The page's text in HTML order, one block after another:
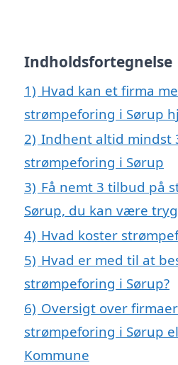
Indholdsfortegnelse
1) Hvad kan et firma
strømpeforing i Sørup
2) Indhent altid mindst
strømpeforing i Sørup
3) Få nemt 3 tilbud på
Sørup, du kan være
4) Hvad koster
5) Hvad er med til at
strømpeforing i Sørup?
6) Oversigt over
strømpeforing i Sørup
Kommune